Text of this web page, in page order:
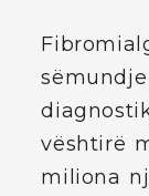
vështirë
miliona